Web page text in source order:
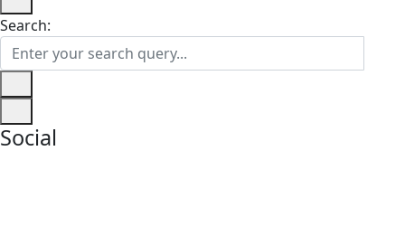
Search:
Social